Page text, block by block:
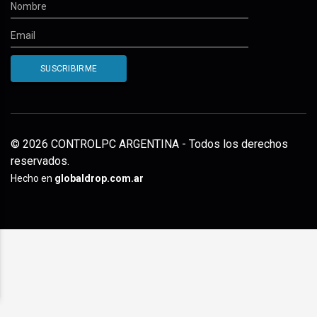
© 2026 CONTROLPC ARGENTINA - Todos los derechos
reservados.
Hecho en globaldrop.com.ar